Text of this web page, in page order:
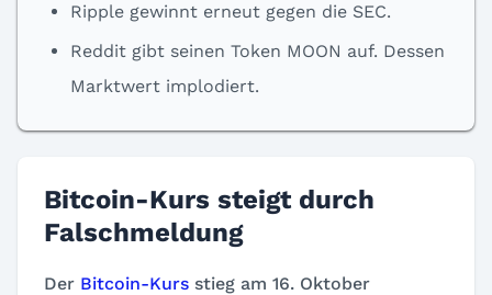
Ripple gewinnt erneut gegen die SEC.
Reddit gibt seinen Token MOON auf. Dessen
Marktwert implodiert.
Bitcoin-Kurs steigt durch
Falschmeldung
Der Bitcoin-Kurs stieg am 16. Oktober